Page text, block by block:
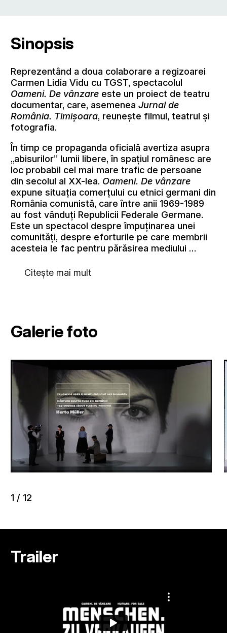
Sinopsis
Reprezentând a doua colaborare a regizoarei
Carmen Lidia Vidu cu TGST, spectacolul
Oameni. De vânzare este un proiect de teatru
documentar, care, asemeneaJurnal de
România. Timișoara, reunește filmul, teatrul și
fotografia.
În timp ce propaganda oficială avertiza asupra
„abisurilor” lumii libere, în spațiul românesc are
loc probabil cel mai mare trafic de persoane
din secolul al XX-lea. Oameni. De vânzare
expune situația comerțului cu etnici germani din
România comunistă, care între anii 1969-1989
au fost vânduți Republicii Federale Germane.
Este un spectacol despre împuținarea unei
comunități, despre eforturile pe care membrii
acesteia le fac pentru părăsirea mediului …
Citește mai mult
Galerie foto
1 / 12
Trailer